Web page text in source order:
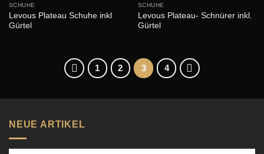
SCHUHE
Levous Plateau Schuhe inkl
Gürtel
SCHUHE
Levous Plateau- Schnürer inkl.
Gürtel
1 2 3 4
NEUE ARTIKEL